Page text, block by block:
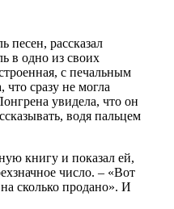
песен, рассказал
в одно из своих
с печальным
сразу не могла
увидела, что он
водя пальцем
книгу и показал ей,
число. – «Вот
сколько продано». И